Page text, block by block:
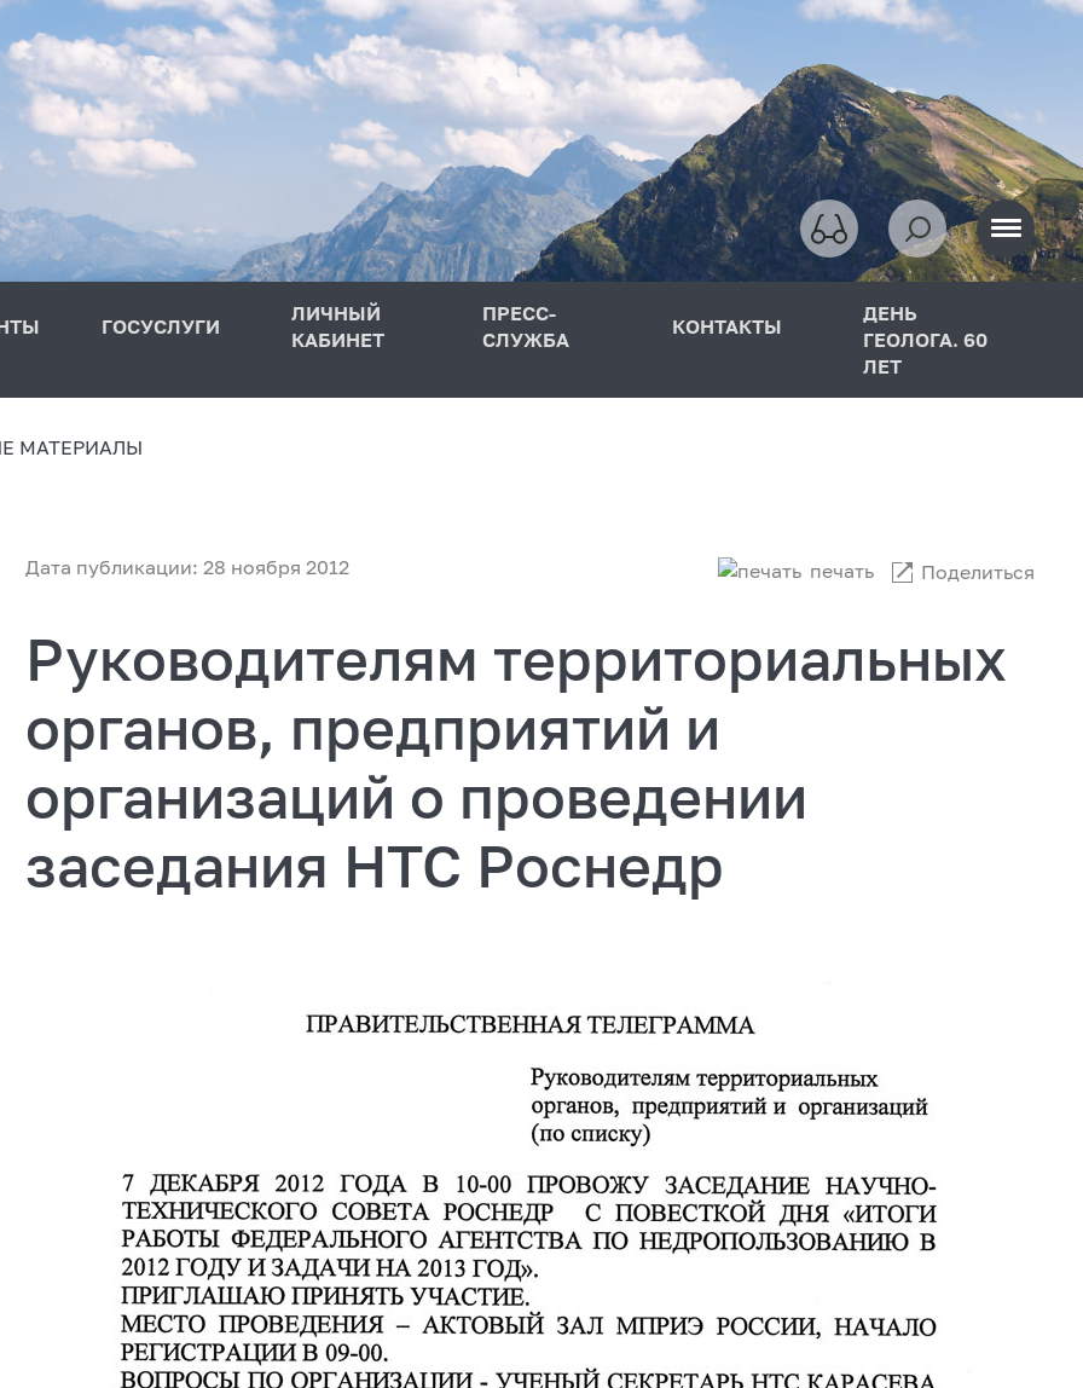
ГОСУСЛУГИ
ЛИЧНЫЙ
КАБИНЕТ
ПРЕСС-
СЛУЖБА
КОНТАКТЫ
ДЕНЬ
ГЕОЛОГА. 60
ЛЕТ
МАТЕРИАЛЫ
Дата публикации: 28 ноября 2012 печать Поделиться
Руководителям территориальных
органов, предприятий и
организаций о проведении
заседания НТС Роснедр